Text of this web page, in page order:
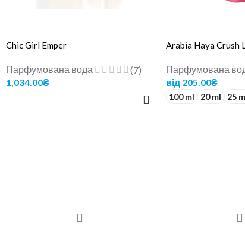
Chic Girl Emper
Парфумована вода
(7)
1,034.00₴
Arabia Haya Crush
Парфумована
від 205.00₴
100 ml 20 ml 25